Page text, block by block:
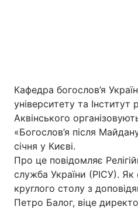
Головна
Україна
Економіка
Екологія
Кафедра богослов’я
університету та Інститут
Аквінського
«Богослов’я після
січня у Києві.
Про це повідомляє
служба України (РІСУ). Як
круглого столу з
Петро Балог, віце